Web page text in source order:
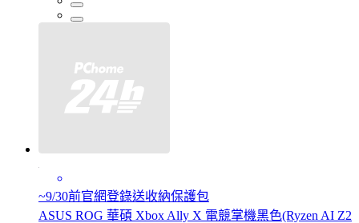
~9/30前官網登錄送收納保護包
ASUS ROG 華碩 Xbox Ally X 電競掌機黑色(Ryzen AI Z2